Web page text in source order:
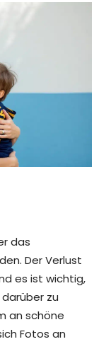
das
Der Verlust
es ist wichtig,
zu
an schöne
Fotos an